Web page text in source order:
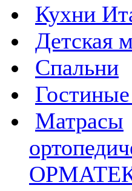
Кухни
Детская
Спальни
Матрасы